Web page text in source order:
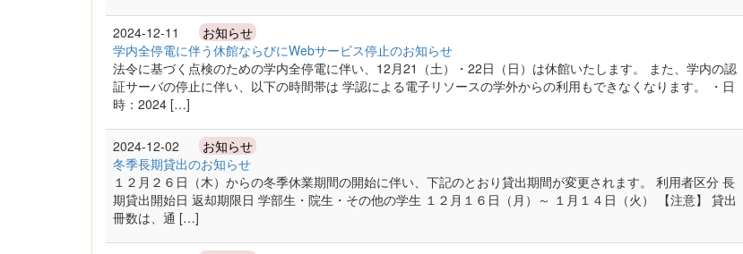
2024-12-11 お知らせ
学内全停電に伴う休館ならびにWebサービス停止のお知らせ
法令に基づく点検のための学内全停電に伴い、12月21（土）・22日（日）は休館いたします。 また、学内の認
証サーバの停止に伴い、以下の時間帯は 学認による電子リソースの学外からの利用もできなくなります。 ・日
時：2024 […]
2024-12-02 お知らせ
冬季長期貸出のお知らせ
１２月２６日（木）からの冬季休業期間の開始に伴い、下記のとおり貸出期間が変更されます。 利用者区分 長
期貸出開始日 返却期限日 学部生・院生・その他の学生 １２月１６日（月）～ １月１４日（火） 【注意】 貸出
冊数は、通 […]